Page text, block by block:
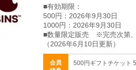
■有効期限：
500円：2026年9月30日
1000円：2026年9月30日
■数量限定販売 ※完売次第、
（2026年6月10日更新）
会員
500円ギフトチケット